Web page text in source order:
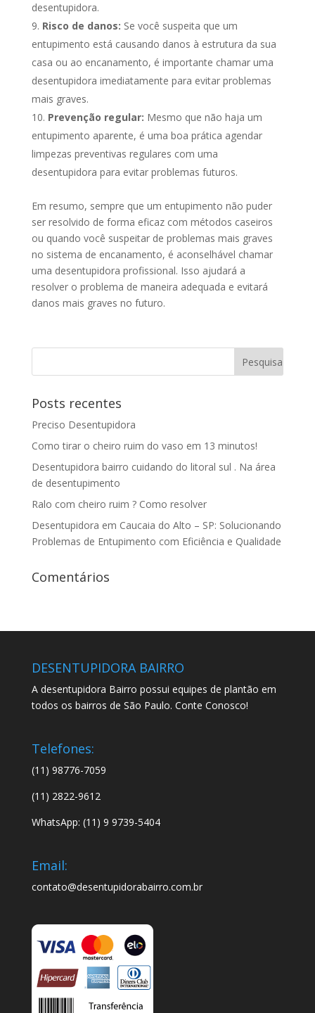
desentupidora.
Risco de danos: Se você suspeita que um
entupimento está causando danos à estrutura da sua
casa ou ao encanamento, é importante chamar uma
desentupidora imediatamente para evitar problemas
mais graves.
Prevenção regular: Mesmo que não haja um
entupimento aparente, é uma boa prática agendar
limpezas preventivas regulares com uma
desentupidora para evitar problemas futuros.
Em resumo, sempre que um entupimento não puder
ser resolvido de forma eficaz com métodos caseiros
ou quando você suspeitar de problemas mais graves
no sistema de encanamento, é aconselhável chamar
uma desentupidora profissional. Isso ajudará a
resolver o problema de maneira adequada e evitará
danos mais graves no futuro.
Posts recentes
Preciso Desentupidora
Como tirar o cheiro ruim do vaso em 13 minutos!
Desentupidora bairro cuidando do litoral sul . Na área
de desentupimento
Ralo com cheiro ruim ? Como resolver
Desentupidora em Caucaia do Alto – SP: Solucionando
Problemas de Entupimento com Eficiência e Qualidade
Comentários
DESENTUPIDORA BAIRRO
A desentupidora Bairro possui equipes de plantão em
todos os bairros de São Paulo. Conte Conosco!
Telefones:
(11) 98776-7059
(11) 2822-9612
WhatsApp: (11) 9 9739-5404
Email:
contato@desentupidorabairro.com.br